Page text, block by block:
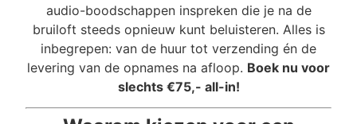
audio-boodschappen inspreken die je na de
bruiloft steeds opnieuw kunt beluisteren. Alles is
inbegrepen: van de huur tot verzending én de
levering van de opnames na afloop. Boek nu voor
slechts €75,- all-in!